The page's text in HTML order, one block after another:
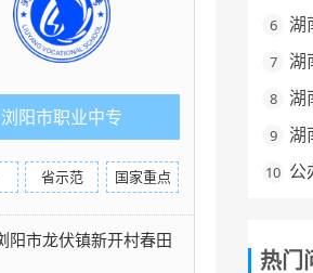
浏阳市职业中专
省示范 国家重点
阳市龙伏镇新开村春田
6
7
8
9
10
热门